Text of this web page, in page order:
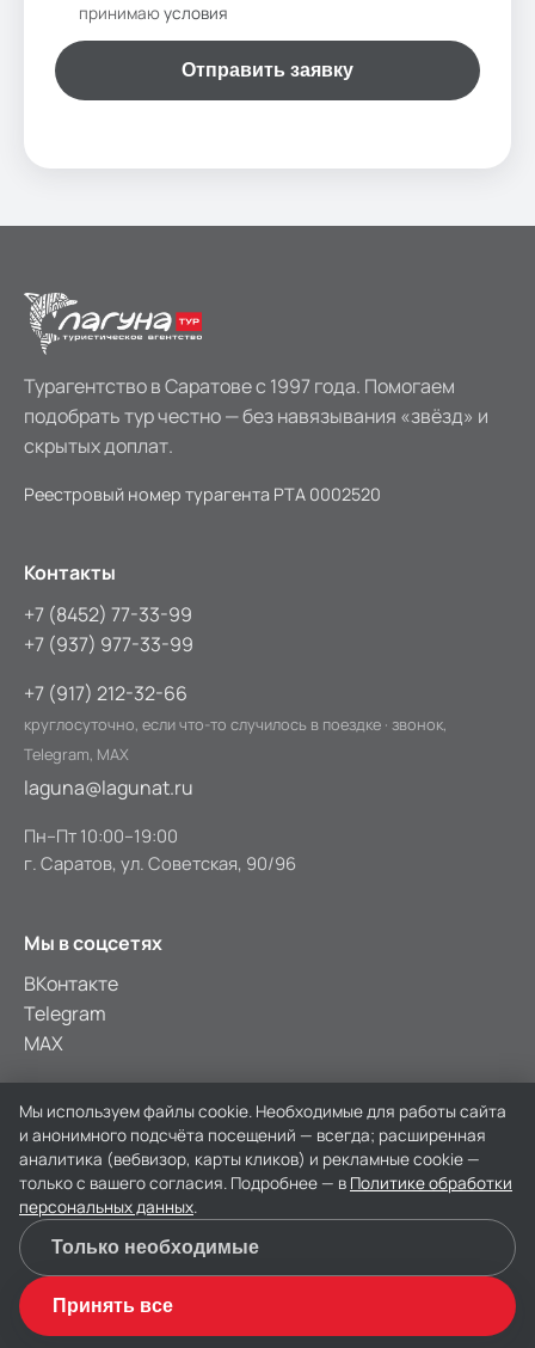
принимаюусловия
Отправить заявку
📞Позвонить
Мы используем файлы cookie. Необходимые для работы сайта
и анонимного подсчёта посещений — всегда; расширенная
аналитика (вебвизор, карты кликов) и рекламные cookie —
только с вашего согласия. Подробнее — в Политике обработки
персональных данных.
Только необходимые
Принять все
Турагентство в Саратове с 1997 года. Помогаем
подобрать тур честно — без навязывания «звёзд» и
скрытых доплат.
Реестровый номер турагента РТА 0002520
Контакты
+7 (8452) 77-33-99
+7 (937) 977-33-99
+7 (917) 212-32-66
круглосуточно, если что-то случилось в поездке · звонок,
Telegram, MAX
laguna@lagunat.ru
Пн–Пт 10:00–19:00
г. Саратов, ул. Советская, 90/96
Мы в соцсетях
ВКонтакте
Telegram
MAX
© 2026 Лагуна Тур, Саратов. РТА 0002520.
Политика данных
Согласие